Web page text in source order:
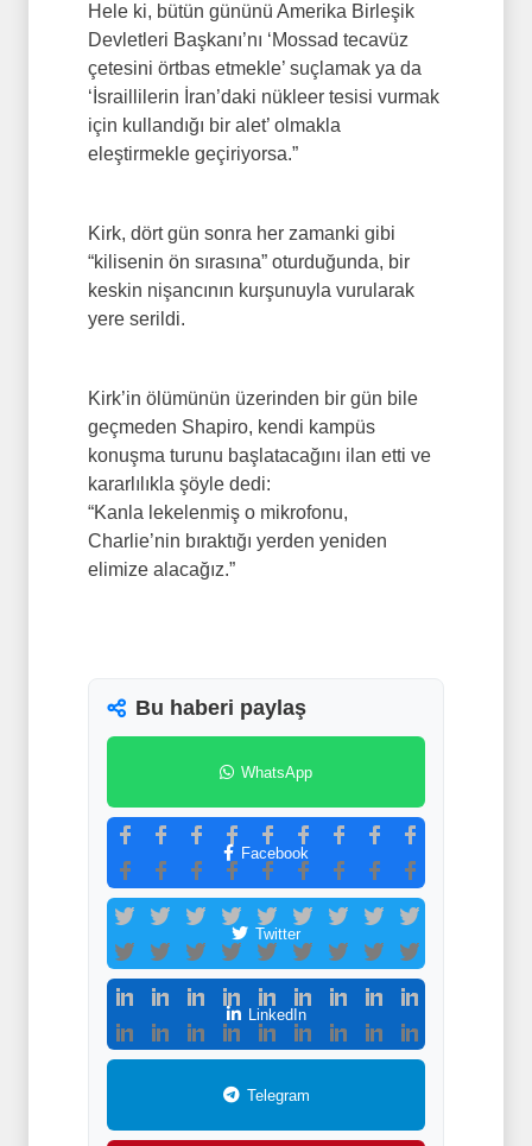
Hele ki, bütün gününü Amerika Birleşik
Devletleri Başkanı’nı ‘Mossad tecavüz
çetesini örtbas etmekle’ suçlamak ya da
‘İsraillilerin İran’daki nükleer tesisi vurmak
için kullandığı bir alet’ olmakla
eleştirmekle geçiriyorsa.”
Kirk, dört gün sonra her zamanki gibi
“kilisenin ön sırasına” oturduğunda, bir
keskin nişancının kurşunuyla vurularak
yere serildi.
Kirk’in ölümünün üzerinden bir gün bile
geçmeden Shapiro, kendi kampüs
konuşma turunu başlatacağını ilan etti ve
kararlılıkla şöyle dedi:
“Kanla lekelenmiş o mikrofonu,
Charlie’nin bıraktığı yerden yeniden
elimize alacağız.”
Bu haberi paylaş
WhatsApp
Facebook
Twitter
LinkedIn
Telegram